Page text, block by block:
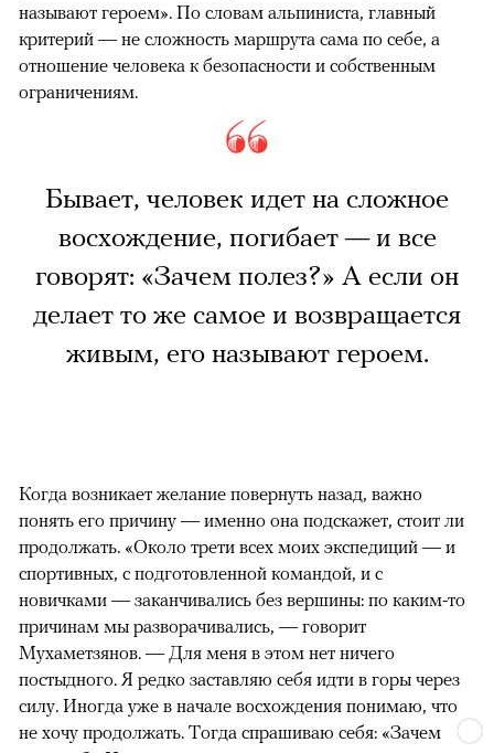
называют героем». По словам альпиниста, главный
критерий — не сложность маршрута сама по себе, а
отношение человека к безопасности и собственным
ограничениям.
Бывает, человек идет на сложное
восхождение, погибает — и все
говорят: «Зачем полез?» А если он
делает то же самое и возвращается
живым, его называют героем.
Когда возникает желание повернуть назад, важно
понять его причину — именно она подскажет, стоит ли
продолжать. «Около трети всех моих экспедиций — и
спортивных, с подготовленной командой, и с
новичками — заканчивались без вершины: по каким-то
причинам мы разворачивались, — говорит
Мухаметзянов. — Для меня в этом нет ничего
постыдного. Я редко заставляю себя идти в горы через
силу. Иногда уже в начале восхождения понимаю, что
не хочу продолжать. Тогда спрашиваю себя: «Зачем